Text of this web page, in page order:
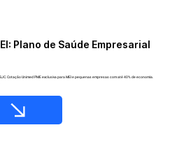
Plano de Saúde Empresarial
Cotação Unimed PME exclusiva para MEI e pequenas empresas com até 40% de economia.